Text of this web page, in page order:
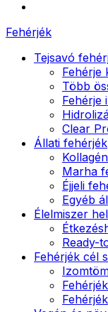
Fehérjék
Tejsavó
Fehérje
Több
Fehérje
Clear
Állati fehérjék
Kollagén
Marha
Éjjeli
Egyéb
Élelmiszer
Ready-
Fehérjék cél